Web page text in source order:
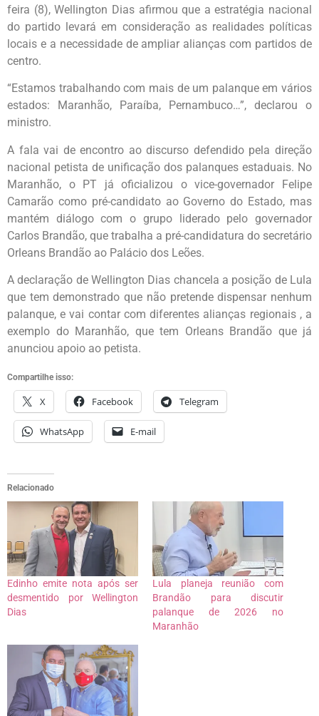
feira (8), Wellington Dias afirmou que a estratégia nacional
do partido levará em consideração as realidades políticas
locais e a necessidade de ampliar alianças com partidos de
centro.
“Estamos trabalhando com mais de um palanque em vários
estados: Maranhão, Paraíba, Pernambuco…”, declarou o
ministro.
A fala vai de encontro ao discurso defendido pela direção
nacional petista de unificação dos palanques estaduais. No
Maranhão, o PT já oficializou o vice-governador Felipe
Camarão como pré-candidato ao Governo do Estado, mas
mantém diálogo com o grupo liderado pelo governador
Carlos Brandão, que trabalha a pré-candidatura do secretário
Orleans Brandão ao Palácio dos Leões.
A declaração de Wellington Dias chancela a posição de Lula
que tem demonstrado que não pretende dispensar nenhum
palanque, e vai contar com diferentes alianças regionais , a
exemplo do Maranhão, que tem Orleans Brandão que já
anunciou apoio ao petista.
Compartilhe isso:
X Facebook Telegram
WhatsApp E-mail
Relacionado
Edinho emite nota após ser
desmentido por Wellington
Dias
Lula planeja reunião com
Brandão para discutir
palanque de 2026 no
Maranhão